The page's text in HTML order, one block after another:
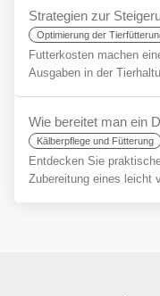
Optimierung der
Futterkosten machen
Ausgaben in der
Kälberpflege und Fütterung
Entdecken Sie
Zubereitung eines leicht